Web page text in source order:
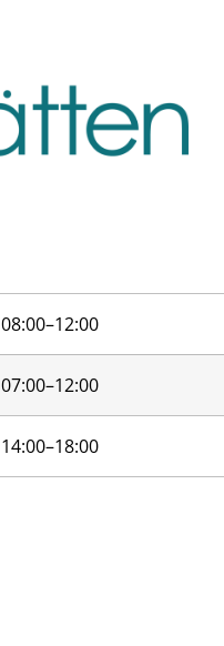
08:00–12:00
07:00–12:00
14:00–18:00